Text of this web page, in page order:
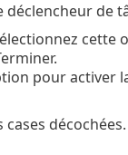
de
cette
pour activer
décochées.